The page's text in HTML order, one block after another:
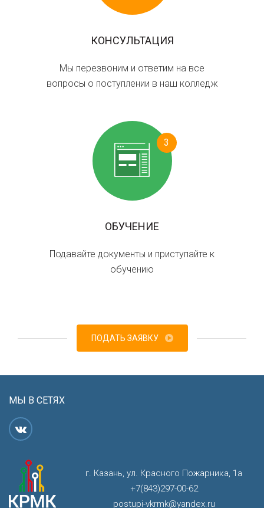
КОНСУЛЬТАЦИЯ
Мы перезвоним и ответим на все
вопросы о поступлении в наш колледж
3
ОБУЧЕНИЕ
Подавайте документы и приступайте к
обучению
ПОДАТЬ ЗАЯВКУ
МЫ В СЕТЯХ
г. Казань, ул. Красного Пожарника, 1а
+7(843)297-00-62
postupi-vkrmk@yandex.ru